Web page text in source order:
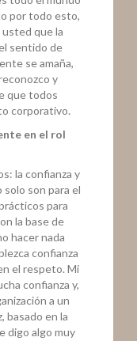
por todo esto,
que la
sentido de
se amaña,
y
que todos
corporativo.
en el rol
la confianza y
son para el
para
la base de
hacer nada
confianza
el respeto. Mi
confianza y,
a un
basado en la
digo algo muy